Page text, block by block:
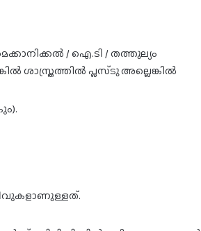
/ ഐ.ടി / തത്തുല്യം
ശാസ്ത്രത്തിൽ പ്ലസ്ടു അല്ലെങ്കിൽ